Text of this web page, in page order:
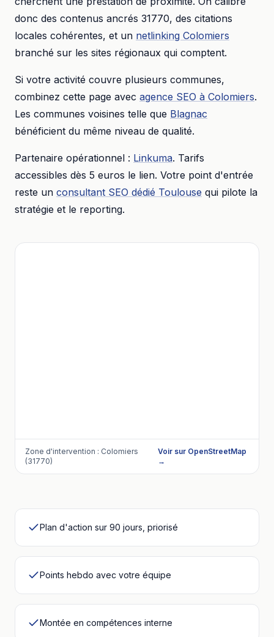
donc des contenus ancrés 31770, des citations
locales cohérentes, et un netlinking Colomiers
branché sur les sites régionaux qui comptent.
Si votre activité couvre plusieurs communes,
combinez cette page avec agence SEO à Colomiers.
Les communes voisines telle que Blagnac
bénéficient du même niveau de qualité.
Partenaire opérationnel : Linkuma. Tarifs
accessibles dès 5 euros le lien. Votre point d'entrée
reste un consultant SEO dédié Toulouse qui pilote la
stratégie et le reporting.
Zone d'intervention : Colomiers
(31770)
Voir sur OpenStreetMap
→
Plan d'action sur 90 jours, priorisé
Points hebdo avec votre équipe
Montée en compétences interne